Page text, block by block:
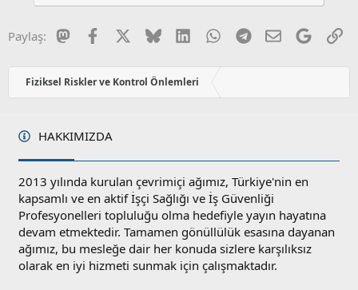
Paylaş: MastodonFacebook BlueskyLinkedInWhatsAppTelegram
E-postaGoogle
Fiziksel Riskler ve Kontrol Önlemleri
HAKKIMIZDA
2013 yılında kurulan çevrimiçi ağımız, Türkiye'nin en
kapsamlı ve en aktif İşçi Sağlığı ve İş Güvenliği
Profesyonelleri topluluğu olma hedefiyle yayın hayatına
devam etmektedir. Tamamen gönüllülük esasına dayanan
ağımız, bu mesleğe dair her konuda sizlere karşılıksız
olarak en iyi hizmeti sunmak için çalışmaktadır.